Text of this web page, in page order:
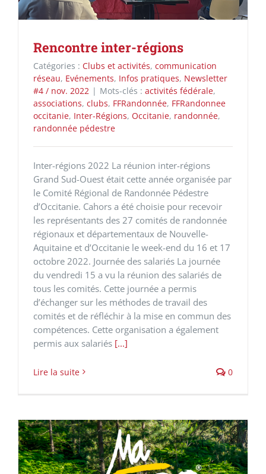
Rencontre inter-régions
Catégories : Clubs et activités, communication
réseau, Evénements, Infos pratiques, Newsletter
#4 / nov. 2022 | Mots-clés : activités fédérale,
associations, clubs, FFRandonnée, FFRandonnee
occitanie, Inter-Régions, Occitanie, randonnée,
randonnée pédestre
Inter-régions 2022 La réunion inter-régions
Grand Sud-Ouest était cette année organisée par
le Comité Régional de Randonnée Pédestre
d’Occitanie. Cahors a été choisie pour recevoir
les représentants des 27 comités de randonnée
régionaux et départementaux de Nouvelle-
Aquitaine et d’Occitanie le week-end du 16 et 17
octobre 2022. Journée des salariés La journée
du vendredi 15 a vu la réunion des salariés de
tous les comités. Cette journée a permis
d’échanger sur les méthodes de travail des
comités et de réfléchir à la mise en commun des
compétences. Cette organisation a également
permis aux salariés [...]
Lire la suite 0